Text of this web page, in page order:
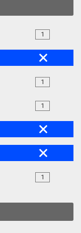
1
1
1
1